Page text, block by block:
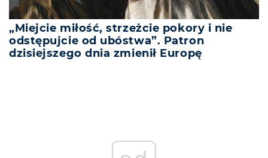
„Miejcie miłość, strzeżcie pokory i nie
odstępujcie od ubóstwa”. Patron
dzisiejszego dnia zmienił Europę